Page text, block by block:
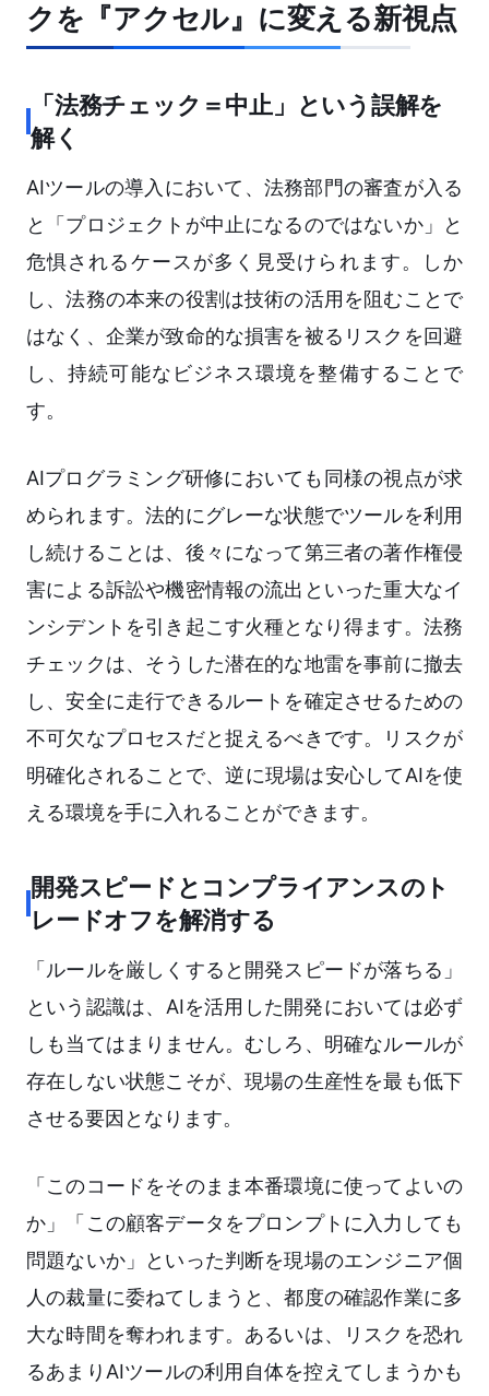
クを『アクセル』に変える新視点
「法務チェック＝中止」という誤解を
解く
AIツールの導入において、法務部門の審査が入る
と「プロジェクトが中止になるのではないか」と
危惧されるケースが多く見受けられます。しか
し、法務の本来の役割は技術の活用を阻むことで
はなく、企業が致命的な損害を被るリスクを回避
し、持続可能なビジネス環境を整備することで
す。
AIプログラミング研修においても同様の視点が求
められます。法的にグレーな状態でツールを利用
し続けることは、後々になって第三者の著作権侵
害による訴訟や機密情報の流出といった重大なイ
ンシデントを引き起こす火種となり得ます。法務
チェックは、そうした潜在的な地雷を事前に撤去
し、安全に走行できるルートを確定させるための
不可欠なプロセスだと捉えるべきです。リスクが
明確化されることで、逆に現場は安心してAIを使
える環境を手に入れることができます。
開発スピードとコンプライアンスのト
レードオフを解消する
「ルールを厳しくすると開発スピードが落ちる」
という認識は、AIを活用した開発においては必ず
しも当てはまりません。むしろ、明確なルールが
存在しない状態こそが、現場の生産性を最も低下
させる要因となります。
「このコードをそのまま本番環境に使ってよいの
か」「この顧客データをプロンプトに入力しても
問題ないか」といった判断を現場のエンジニア個
人の裁量に委ねてしまうと、都度の確認作業に多
大な時間を奪われます。あるいは、リスクを恐れ
るあまりAIツールの利用自体を控えてしまうかも